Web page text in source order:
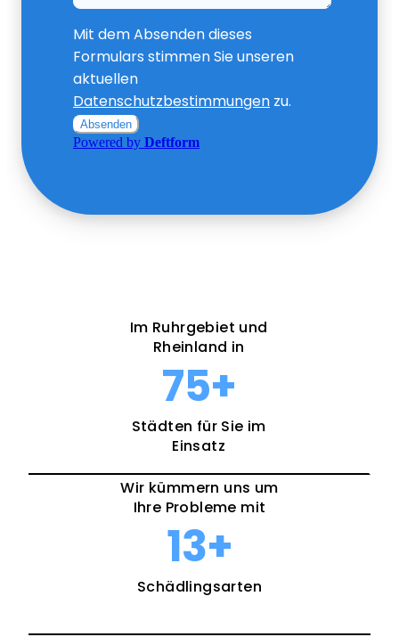
Im Ruhrgebiet und
Rheinland in
75+
Städten für Sie im
Einsatz
Wir kümmern uns um
Ihre Probleme mit
13+
Schädlingsarten